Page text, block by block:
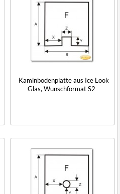
Kaminbodenplatte aus Ice Look
Glas, Wunschformat S2